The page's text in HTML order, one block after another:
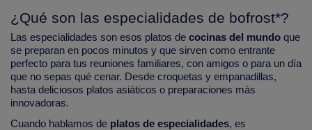
¿Qué son las especialidades de bofrost*?
Las especialidades son esos platos de cocinas del mundo que
se preparan en pocos minutos y que sirven como entrante
perfecto para tus reuniones familiares, con amigos o para un día
que no sepas qué cenar. Desde croquetas y empanadillas,
hasta deliciosos platos asiáticos o preparaciones más
innovadoras.
Cuando hablamos de platos de especialidades, es